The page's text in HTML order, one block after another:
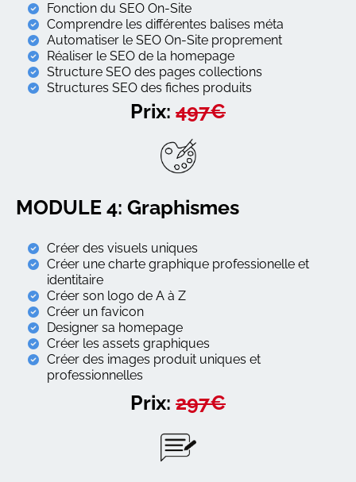
Fonction du SEO On-Site
Comprendre les différentes balises méta
Automatiser le SEO On-Site proprement
Réaliser le SEO de la homepage
Structure SEO des pages collections
Structures SEO des fiches produits
Prix: 497€
MODULE 4: Graphismes
Créer des visuels uniques
Créer une charte graphique professionelle et
identitaire
Créer son logo de A à Z
Créer un favicon
Designer sa homepage
Créer les assets graphiques
Créer des images produit uniques et
professionnelles
Prix: 297€